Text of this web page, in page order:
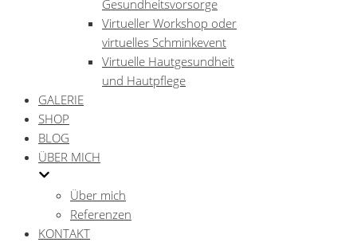
Gesundheitsvorsorge
Virtueller Workshop oder
virtuelles Schminkevent
Virtuelle Hautgesundheit
und Hautpflege
GALERIE
SHOP
BLOG
ÜBER MICH
Über mich
Referenzen
KONTAKT